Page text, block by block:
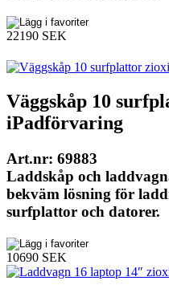
22190 SEK
Väggskåp 10
iPadförvaring
Art.nr: 69883
Laddskåp och
bekväm lösning för
surfplattor och datorer.
10690 SEK